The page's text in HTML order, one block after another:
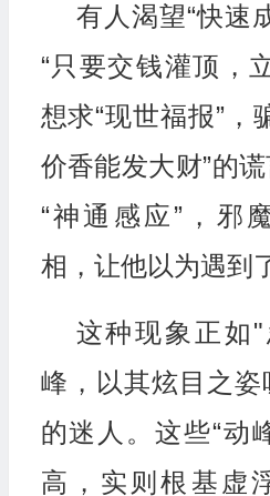
有人渴望“快速
“只要交钱灌顶，
想求“现世福报”，
价香能发大财”的
“神通感应”，邪
相，让他以为遇到了
这种现象正如
峰，以其炫目之
的迷人。这些“动
高，实则根基